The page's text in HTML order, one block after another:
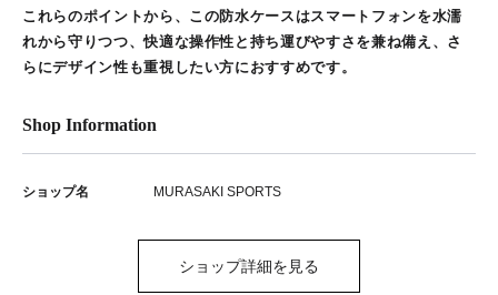
これらのポイントから、この防水ケースはスマートフォンを水濡
れから守りつつ、快適な操作性と持ち運びやすさを兼ね備え、さ
らにデザイン性も重視したい方におすすめです。
Shop Information
ショップ名 MURASAKI SPORTS
ショップ詳細を見る